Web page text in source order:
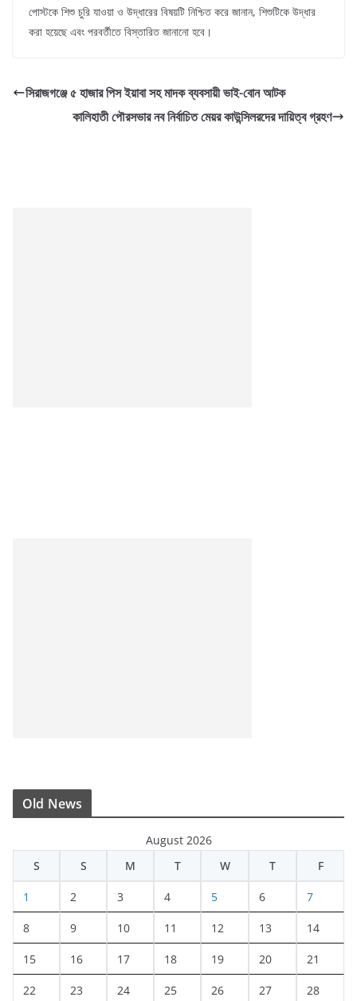
পোস্টকে শিশু চুরি যাওয়া ও উদ্ধারের বিষয়টি নিশ্চিত করে জানান, শিশুটিকে উদ্ধার
করা হয়েছে এবং পরবর্তীতে বিস্তারিত জানানো হবে।
সিরাজগঞ্জে ৫ হাজার পিস ইয়াবা সহ মাদক ব্যবসায়ী ভাই-বোন আটক
কালিহাতী পৌরসভার নব নির্বাচিত মেয়র কাউন্সিলরদের দায়িত্ব গ্রহণ
Old News
August 2026
S
S M T W T F
1 2 3 4 5 6 7
8 9 10 11 12 13 14
15 16 17 18 19 20 21
22 23 24 25 26 27 28